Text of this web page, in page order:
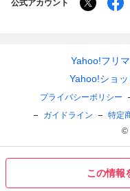
この情報
公式アカウント
Yahoo!フリマ
Yahoo!ショ
プライバシーポリシー
ガイドライン
特定
©